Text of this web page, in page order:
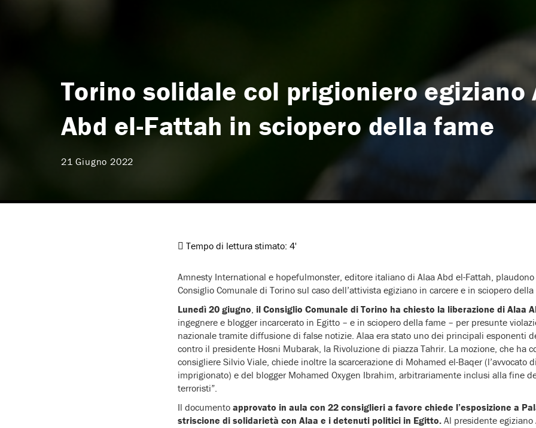
Torino solidale col prigioniero egiziano
Abd el-Fattah in sciopero della fame
21 Giugno 2022
Tempo di lettura stimato: 4'
Amnesty International e hopefulmonster, editore italiano di Alaa Abd el-Fattah,
Consiglio Comunale di Torino sul caso dell’attivista egiziano in carcere e in sciopero
Lunedì 20 giugno, il Consiglio Comunale di Torino ha chiesto la liberazione di Alaa
ingegnere e blogger incarcerato in Egitto – e in sciopero della fame – per presunte
nazionale tramite diffusione di false notizie. Alaa era stato uno dei principali esponenti
contro il presidente Hosni Mubarak, la Rivoluzione di piazza Tahrir. La mozione, che ha
consigliere Silvio Viale, chiede inoltre la scarcerazione di Mohamed el-Baqer (l’avvocato
imprigionato) e del blogger Mohamed Oxygen Ibrahim, arbitrariamente inclusi alla fine
terroristi”.
Il documento approvato in aula con 22 consiglieri a favore chiede l’esposizione a
striscione di solidarietà con Alaa e i detenuti politici in Egitto. Al presidente